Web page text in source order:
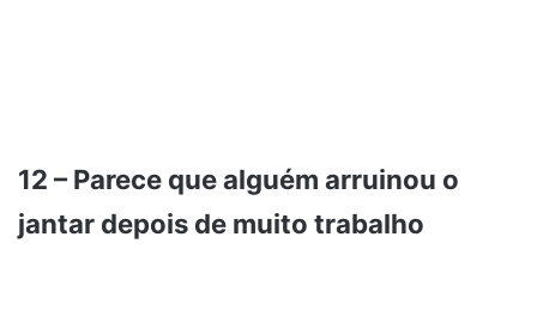
12 – Parece que alguém arruinou o
jantar depois de muito trabalho